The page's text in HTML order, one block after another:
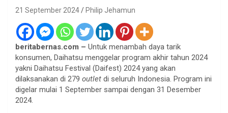
21 September 2024 Philip Jehamun
beritabernas.com – Untuk menambah daya tarik
konsumen, Daihatsu menggelar program akhir tahun 2024
yakni Daihatsu Festival (Daifest) 2024 yang akan
dilaksanakan di 279 outlet di seluruh Indonesia. Program ini
digelar mulai 1 September sampai dengan 31 Desember
2024.